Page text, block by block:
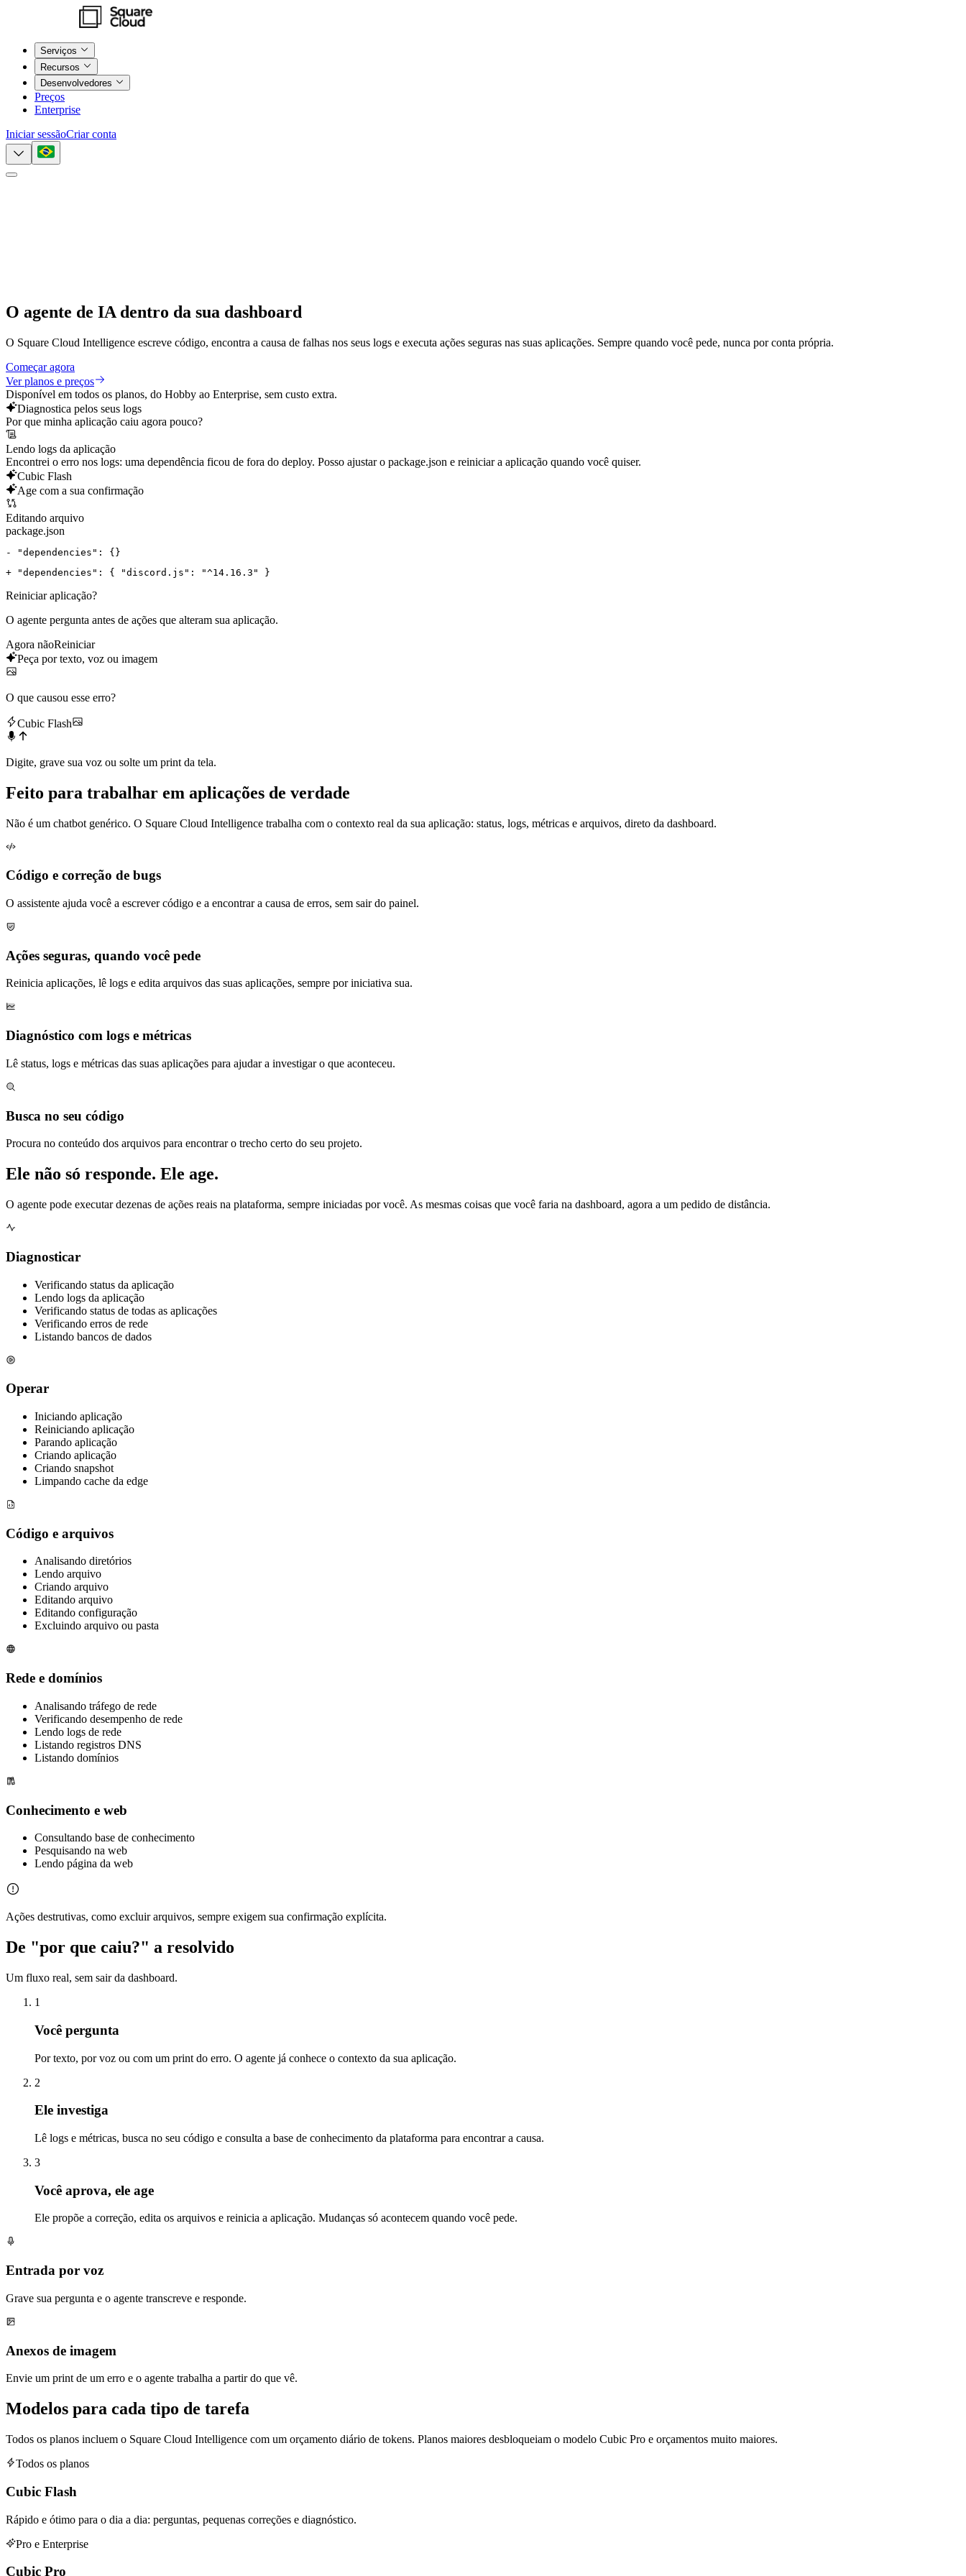
Serviços
Recursos
Desenvolvedores
Preços
Enterprise
Iniciar sessãoCriar conta
O agente de IA dentro da sua dashboard
O Square Cloud Intelligence escreve código, encontra a causa de falhas nos seus logs e executa ações seguras nas suas aplicações. Sempre quando você pede, nunca por conta própria.
Começar agora
Ver planos e preços
Disponível em todos os planos, do Hobby ao Enterprise, sem custo extra.
Diagnostica pelos seus logs
Por que minha aplicação caiu agora pouco?
Lendo logs da aplicação
Encontrei o erro nos logs: uma dependência ficou de fora do deploy. Posso ajustar o package.json e reiniciar a aplicação quando você quiser.
Cubic Flash
Age com a sua confirmação
Editando arquivo
package.json
-
"dependencies": {}
+
"dependencies": { "discord.js": "^14.16.3" }
Reiniciar aplicação?
O agente pergunta antes de ações que alteram sua aplicação.
Agora nãoReiniciar
Peça por texto, voz ou imagem
O que causou esse erro?
Cubic Flash
Digite, grave sua voz ou solte um print da tela.
Feito para trabalhar em aplicações de verdade
Não é um chatbot genérico. O Square Cloud Intelligence trabalha com o contexto real da sua aplicação: status, logs, métricas e arquivos, direto da dashboard.
Código e correção de bugs
O assistente ajuda você a escrever código e a encontrar a causa de erros, sem sair do painel.
Ações seguras, quando você pede
Reinicia aplicações, lê logs e edita arquivos das suas aplicações, sempre por iniciativa sua.
Diagnóstico com logs e métricas
Lê status, logs e métricas das suas aplicações para ajudar a investigar o que aconteceu.
Busca no seu código
Procura no conteúdo dos arquivos para encontrar o trecho certo do seu projeto.
Ele não só responde. Ele age.
O agente pode executar dezenas de ações reais na plataforma, sempre iniciadas por você. As mesmas coisas que você faria na dashboard, agora a um pedido de distância.
Diagnosticar
Verificando status da aplicação
Lendo logs da aplicação
Verificando status de todas as aplicações
Verificando erros de rede
Listando bancos de dados
Operar
Iniciando aplicação
Reiniciando aplicação
Parando aplicação
Criando aplicação
Criando snapshot
Limpando cache da edge
Código e arquivos
Analisando diretórios
Lendo arquivo
Criando arquivo
Editando arquivo
Editando configuração
Excluindo arquivo ou pasta
Rede e domínios
Analisando tráfego de rede
Verificando desempenho de rede
Lendo logs de rede
Listando registros DNS
Listando domínios
Conhecimento e web
Consultando base de conhecimento
Pesquisando na web
Lendo página da web
Ações destrutivas, como excluir arquivos, sempre exigem sua confirmação explícita.
De "por que caiu?" a resolvido
Um fluxo real, sem sair da dashboard.
1
Você pergunta
Por texto, por voz ou com um print do erro. O agente já conhece o contexto da sua aplicação.
2
Ele investiga
Lê logs e métricas, busca no seu código e consulta a base de conhecimento da plataforma para encontrar a causa.
3
Você aprova, ele age
Ele propõe a correção, edita os arquivos e reinicia a aplicação. Mudanças só acontecem quando você pede.
Entrada por voz
Grave sua pergunta e o agente transcreve e responde.
Anexos de imagem
Envie um print de um erro e o agente trabalha a partir do que vê.
Modelos para cada tipo de tarefa
Todos os planos incluem o Square Cloud Intelligence com um orçamento diário de tokens. Planos maiores desbloqueiam o modelo Cubic Pro e orçamentos muito maiores.
Todos os planos
Cubic Flash
Rápido e ótimo para o dia a dia: perguntas, pequenas correções e diagnóstico.
Pro e Enterprise
Cubic Pro